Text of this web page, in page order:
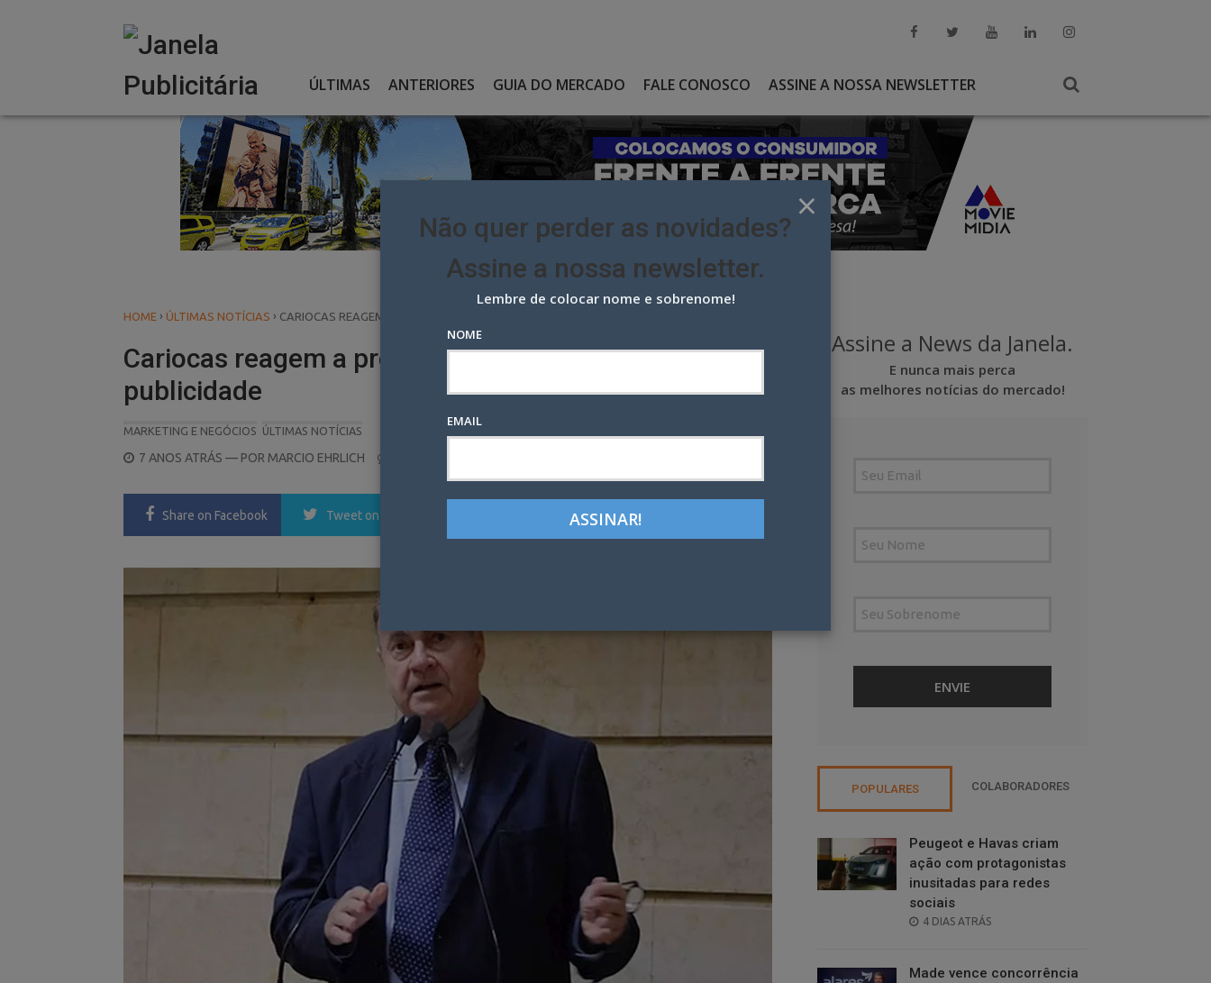
ÚLTIMAS ANTERIORES GUIA DO MERCADO FALE CONOSCO ASSINE A NOSSA NEWSLETTER
HOME › ÚLTIMAS NOTÍCIAS › CARIOCAS REAGEM A PROJETO DE CESAR MAIA QUE LIMITA PUBLICIDADE
Cariocas reagem a projeto de Cesar Maia que limita
publicidade
MARKETING E NEGÓCIOS ÚLTIMAS NOTÍCIAS
POSTED
7 ANOS ATRÁS — POR MARCIO EHRLICH
Share on Facebook Tweet on Twitter LinkedIn Pinterest
Assine a News da Janela.
E nunca mais perca
as melhores notícias do mercado!
POPULARES COLABORADORES
Peugeot e Havas criam
ação com protagonistas
inusitadas para redes
sociais
POSTED
4 DIAS ATRÁS
Made vence concorrência
×
Não quer perder as novidades?
Assine a nossa newsletter.
Lembre de colocar nome e sobrenome!
NOME
EMAIL